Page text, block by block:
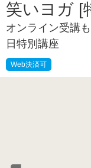
笑いヨガ [
オンライン受講
日特別講座
Web決済可